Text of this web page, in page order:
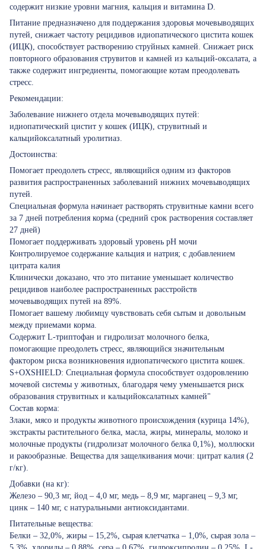
содержит низкие уровни магния, кальция и витамина D.
Питание предназначено для поддержания здоровья мочевыводящих
путей, снижает частоту рецидивов идиопатического цистита кошек
(ИЦК), способствует растворению струйных камней. Снижает риск
повторного образования струвитов и камней из кальций-оксалата, а
также содержит ингредиенты, помогающие котам преодолевать
стресс.
Рекомендации:
Заболевание нижнего отдела мочевыводящих путей:
идиопатический цистит у кошек (ИЦК), струвитный и
кальцийоксалатный уролитиаз.
Достоинства:
Помогает преодолеть стресс, являющийся одним из факторов
развития распространенных заболеваний нижних мочевыводящих
путей.
Специальная формула начинает растворять струвитные камни всего
за 7 дней потребления корма (средний срок растворения составляет
27 дней)
Помогает поддерживать здоровый уровень pH мочи
Контролируемое содержание кальция и натрия; с добавлением
цитрата калия
Клинически доказано, что это питание уменьшает количество
рецидивов наиболее распространенных расстройств
мочевыводящих путей на 89%.
Помогает вашему любимцу чувствовать себя сытым и довольным
между приемами корма.
Содержит L-триптофан и гидролизат молочного белка,
помогающие преодолеть стресс, являющийся значительным
фактором риска возникновения идиопатического цистита кошек.
S+OXSHIELD: Специальная формула способствует оздоровлению
мочевой системы у животных, благодаря чему уменьшается риск
образования струвитных и кальцийоксалатных камней"
Состав корма:
Злаки, мясо и продукты животного происхождения (курица 14%),
экстракты растительного белка, масла, жиры, минералы, молоко и
молочные продукты (гидролизат молочного белка 0,1%), моллюски
и ракообразные. Вещества для защелкивания мочи: цитрат калия (2
г/кг).
Добавки (на кг):
Железо – 90,3 мг, йод – 4,0 мг, медь – 8,9 мг, марганец – 9,3 мг,
цинк – 140 мг, с натуральными антиоксидантами.
Питательные вещества:
Белки – 32,0%, жиры – 15,2%, сырая клетчатка – 1,0%, сырая зола –